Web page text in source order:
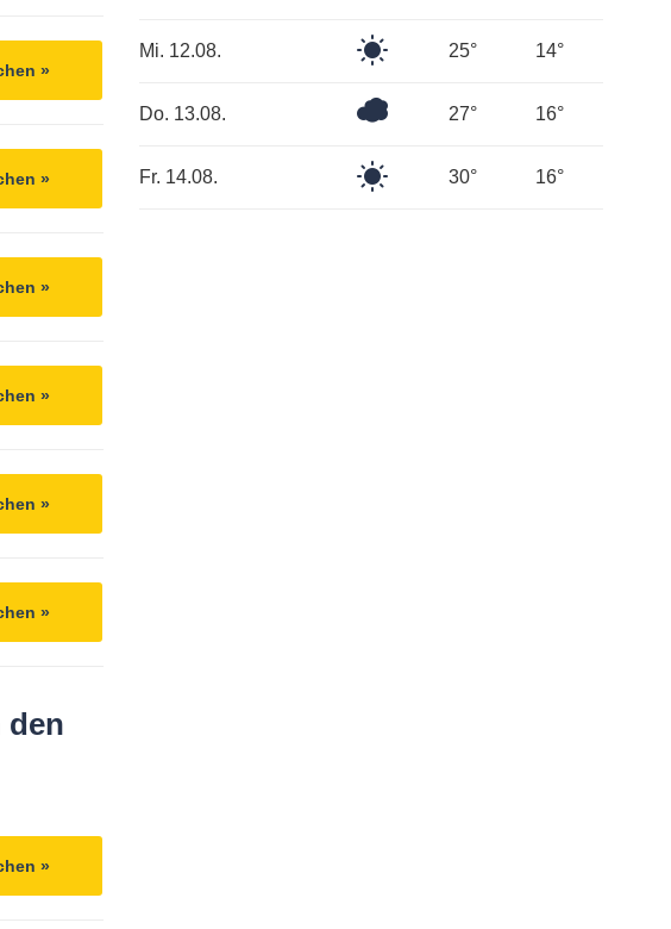
»
»
»
»
»
»
den
»
Mi. 12.08.
Klarer
25° 14°
Do. 13.08. Bedeckt27° 16°
Fr. 14.08.
Klarer
30° 16°